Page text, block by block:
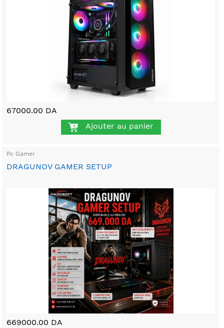
67000.00 DA
Ajouter au panier
Pc Gamer
DRAGUNOV GAMER SETUP
669000.00 DA